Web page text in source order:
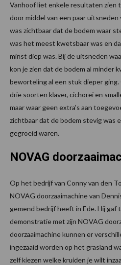
Vanhoof liet enkele resultaten zien
door middel van een paar
was zichtbaar dat de bodem waar
was het meest kwetsbaar was en
minst diep was. Bij de uitsneden
kon je zien dat de bodem al minder
beworteling al een stuk dieper
drie soorten klaver, cichorei en
maar waar geen extra’s aan
zichtbaar dat de bodem stevig was
gegroeid waren.
NOVAG
Op het bedrijf van Conny van den
NOVAG doorzaaimachine van
gemend bedrijf heeft in Ede. Hij gaf
demonstratie met zijn NOVAG
doorzaaimachine kunnen er
ingezaaid worden op het grasland
zelf kiezen welke kruiden je wilt